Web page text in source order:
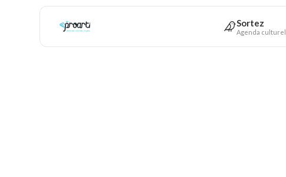
Sortez
Agenda culturel